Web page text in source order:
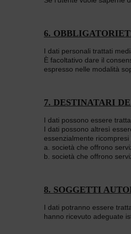
6.
I dati personali trattati
È facoltativo dare il
espresso nelle modalità
7. DESTINATARI
I dati possono essere
I dati possono altresì
essenzialmente
a. società che offrono
b. società che offrono
8. SOGGETTI
I dati potranno essere
hanno ricevuto adeguate